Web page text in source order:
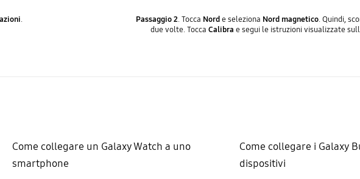
. Passaggio 2. Tocca Norde seleziona Nord magnetico. Quindi,
due volte. ToccaCalibra e segui le istruzioni visualizzate
Come collegare un Galaxy Watch a uno
smartphone
Come collegare i Galaxy
dispositivi